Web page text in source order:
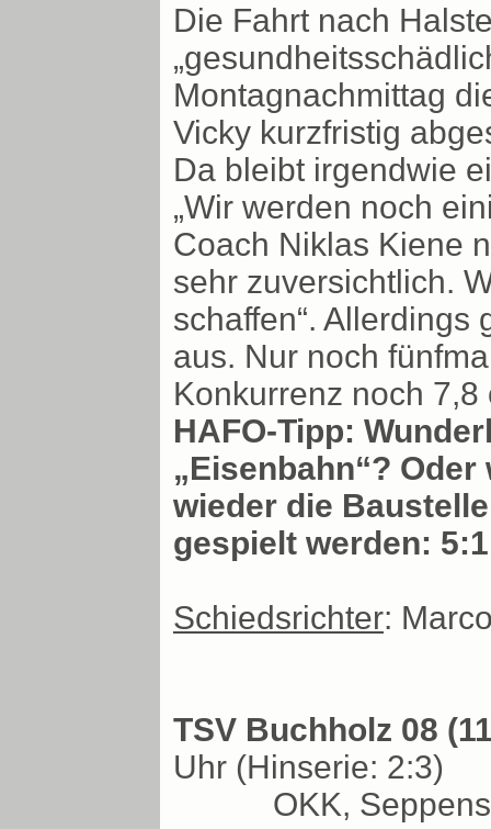
Die Fahrt nach
Montagnachmittag
Vicky kurzfristig
Da bleibt irgendwie
„Wir werden noch
Coach Niklas Kiene
sehr zuversichtlich.
schaffen“.
aus. Nur noch
Konkurrenz noch
HAFO-Tipp:
„Eisenbahn“?
wieder die
gespielt werden: 5:1
Schiedsrichter:
TSV Buchholz 08
Uhr (Hinserie: 2:3)
OKK,